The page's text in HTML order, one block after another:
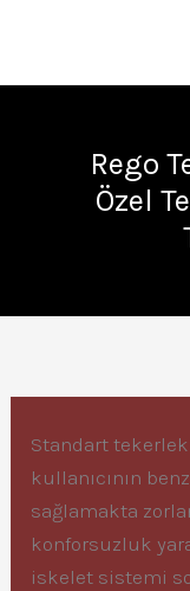
Rego
Özel
Standart
kullanıcının
sağlamakta
konforsuzluk
iskelet sistemi